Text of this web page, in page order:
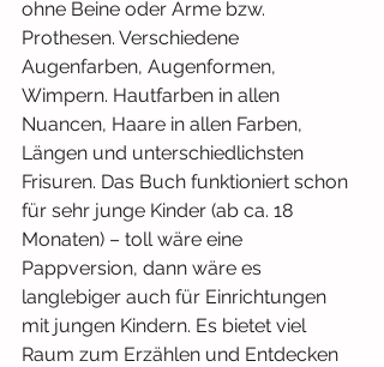
ohne Beine oder Arme bzw.
Prothesen. Verschiedene
Augenfarben, Augenformen,
Wimpern. Hautfarben in allen
Nuancen, Haare in allen Farben,
Längen und unterschiedlichsten
Frisuren. Das Buch funktioniert schon
für sehr junge Kinder (ab ca. 18
Monaten) – toll wäre eine
Pappversion, dann wäre es
langlebiger auch für Einrichtungen
mit jungen Kindern. Es bietet viel
Raum zum Erzählen und Entdecken